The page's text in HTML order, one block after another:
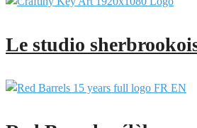
Le studio